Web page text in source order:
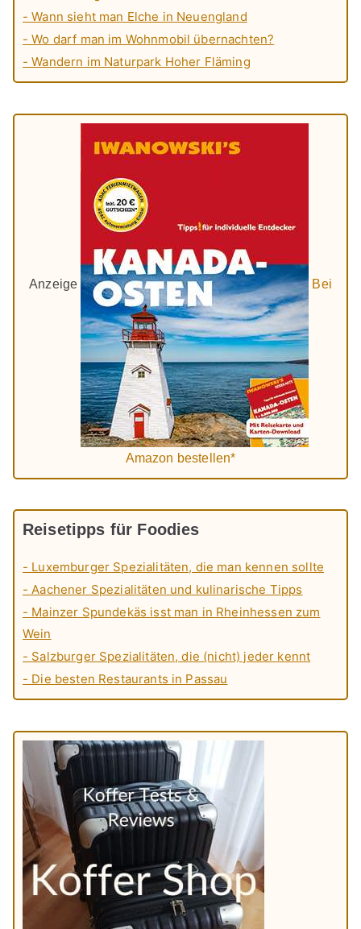
- Wann sieht man Elche in Neuengland
- Wo darf man im Wohnmobil übernachten?
- Wandern im Naturpark Hoher Fläming
Anzeige Bei
Amazon bestellen*
Reisetipps für Foodies
- Luxemburger Spezialitäten, die man kennen sollte
- Aachener Spezialitäten und kulinarische Tipps
- Mainzer Spundekäs isst man in Rheinhessen zum
Wein
- Salzburger Spezialitäten, die (nicht) jeder kennt
- Die besten Restaurants in Passau